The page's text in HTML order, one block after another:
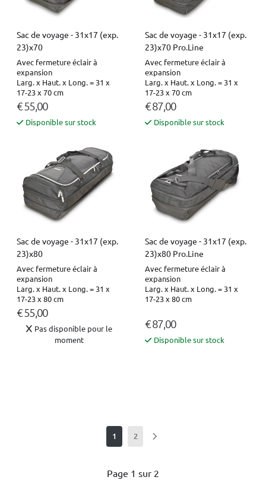
Sac de voyage - 31x17 (exp.
23)x70
Avec fermeture éclair à
expansion
Larg. x Haut. x Long. = 31 x
17-23 x 70 cm
€ 55,00
Disponible sur stock
Sac de voyage - 31x17 (exp.
23)x70 Pro.Line
Avec fermeture éclair à
expansion
Larg. x Haut. x Long. = 31 x
17-23 x 70 cm
€ 87,00
Disponible sur stock
Sac de voyage - 31x17 (exp.
23)x80
Avec fermeture éclair à
expansion
Larg. x Haut. x Long. = 31 x
17-23 x 80 cm
€ 55,00
Pas disponible pour le
moment
Sac de voyage - 31x17 (exp.
23)x80 Pro.Line
Avec fermeture éclair à
expansion
Larg. x Haut. x Long. = 31 x
17-23 x 80 cm
€ 87,00
Disponible sur stock
1 2
Page 1 sur 2